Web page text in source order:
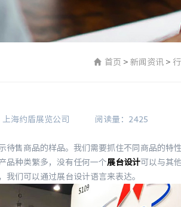
首页 > 新闻资讯 >
上海约盾展览公司 阅读量：2425
售商品的样品。我们需要抓住不同商品的特
品种类繁多，没有任何一个展台设计可以与其
们可以通过展台设计语言来表达。